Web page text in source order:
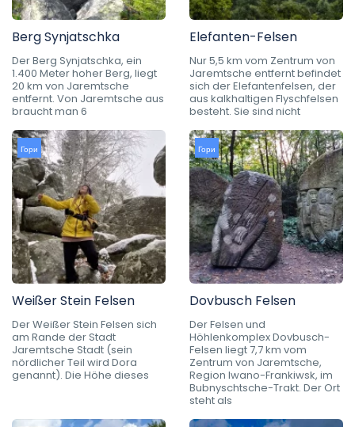
Berg Synjatschka
Der Berg Synjatschka, ein
1.400 Meter hoher Berg, liegt
20 km von Jaremtsche
entfernt. Von Jaremtsche aus
braucht man 6
Elefanten-Felsen
Nur 5,5 km vom Zentrum von
Jaremtsche entfernt befindet
sich der Elefantenfelsen, der
aus kalkhaltigen Flyschfelsen
besteht. Sie sind nicht
Гори
Weißer Stein Felsen
Der Weißer Stein Felsen sich
am Rande der Stadt
Jaremtsche Stadt (sein
nördlicher Teil wird Dora
genannt). Die Höhe dieses
Гори
Dovbusch Felsen
Der Felsen und
Höhlenkomplex Dovbusch-
Felsen liegt 7,7 km vom
Zentrum von Jaremtsche,
Region Iwano-Frankiwsk, im
Bubnyschtsche-Trakt. Der Ort
steht als